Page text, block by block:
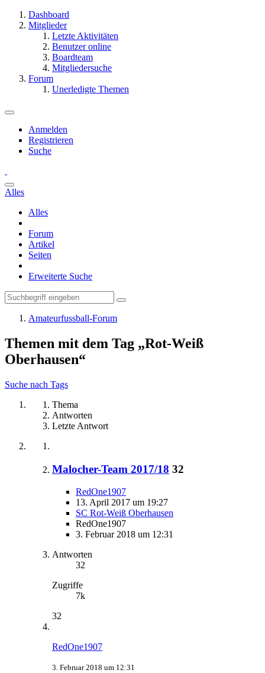
Dashboard
Mitglieder
Letzte Aktivitäten
Benutzer online
Boardteam
Mitgliedersuche
Forum
Unerledigte Themen
Anmelden
Registrieren
Suche
Alles
Alles
Forum
Artikel
Seiten
Erweiterte Suche
Amateurfussball-Forum
Themen mit dem Tag „Rot-Weiß
Oberhausen“
Suche nach Tags
Thema
Antworten
Letzte Antwort
Malocher-Team 2017/18 32
RedOne1907
13. April 2017 um 19:27
SC Rot-Weiß Oberhausen
RedOne1907
3. Februar 2018 um 12:31
Antworten
32
Zugriffe
7k
32
RedOne1907
3. Februar 2018 um 12:31